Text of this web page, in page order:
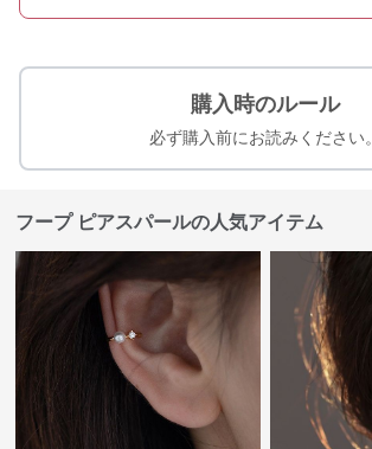
購入時のルール
必ず購入前にお読みください。
フープ ピアスパールの人気アイテム